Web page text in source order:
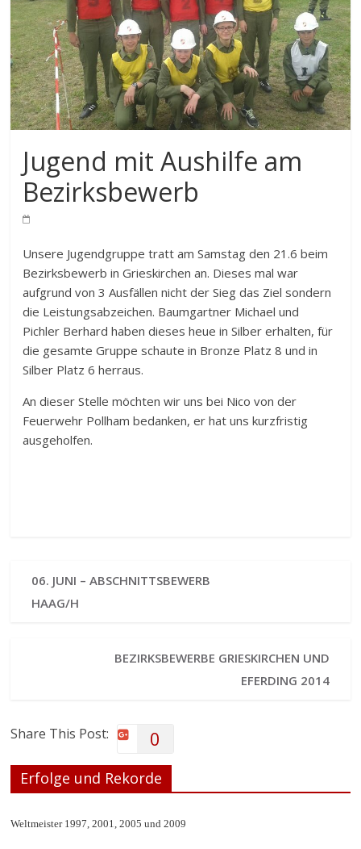
Jugend mit Aushilfe am
Bezirksbewerb
Unsere Jugendgruppe tratt am Samstag den 21.6 beim
Bezirksbewerb in Grieskirchen an. Dieses mal war
aufgrund von 3 Ausfällen nicht der Sieg das Ziel sondern
die Leistungsabzeichen. Baumgartner Michael und
Pichler Berhard haben dieses heue in Silber erhalten, für
die gesamte Gruppe schaute in Bronze Platz 8 und in
Silber Platz 6 herraus.
An dieser Stelle möchten wir uns bei Nico von der
Feuerwehr Pollham bedanken, er hat uns kurzfristig
ausgeholfen.
06. JUNI – ABSCHNITTSBEWERB
HAAG/H
BEZIRKSBEWERBE GRIESKIRCHEN UND
EFERDING 2014
Share This Post: 0
Erfolge und Rekorde
Weltmeister 1997, 2001, 2005 und 2009